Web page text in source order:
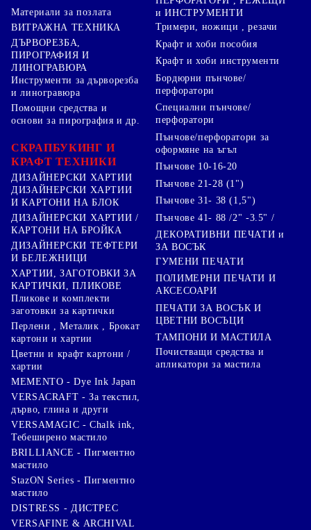
Материали за позлата
ВИТРАЖНА ТЕХНИКА
ДЪРВОРЕЗБА,
ПИРОГРАФИЯ И
ЛИНОГРАВЮРА
Инструменти за дърворезба
и линогравюра
Помощни средства и
основи за пирография и др.
СКРАПБУКИНГ И
КРАФТ ТЕХНИКИ
ДИЗАЙНЕРСКИ ХАРТИИ
ДИЗАЙНЕРСКИ ХАРТИИ
И КАРТОНИ НА БЛОК
ДИЗАЙНЕРСКИ ХАРТИИ /
КАРТОНИ НА БРОЙКА
ДИЗАЙНЕРСКИ ТЕФТЕРИ
И БЕЛЕЖНИЦИ
ХАРТИИ, ЗАГОТОВКИ ЗА
КАРТИЧКИ, ПЛИКОВЕ
Пликове и комплекти
заготовки за картички
Перлени , Металик , Брокат
картони и хартии
Цветни и крафт картони /
хартии
и ИНСТРУМЕНТИ
Тримери, ножици , резачи
Крафт и хоби пособия
Крафт и хоби инструменти
Бордюрни пънчове/
перфоратори
Специални пънчове/
перфоратори
Пънчове/перфоратори за
оформяне на ъгъл
Пънчове 10-16-20
Пънчове 21-28 (1")
Пънчове 31- 38 (1,5")
Пънчове 41- 88 /2" -3.5" /
ДЕКОРАТИВНИ ПЕЧАТИ и
ЗА ВОСЪК
ГУМЕНИ ПЕЧАТИ
ПОЛИМЕРНИ ПЕЧАТИ И
АКСЕСОАРИ
ПЕЧАТИ ЗА ВОСЪК И
ЦВЕТНИ ВОСЪЦИ
ТАМПОНИ И МАСТИЛА
Почистващи средства и
апликатори за мастила
MEMENTO - Dye Ink Japan
VERSACRAFT - За текстил,
дърво, глина и други
VERSAMAGIC - Chalk ink,
Тебеширено мастило
BRILLIANCE - Пигментно
мастило
StazON Series - Пигментно
мастило
DISTRESS - ДИСТРЕС
VERSAFINE & ARCHIVAL